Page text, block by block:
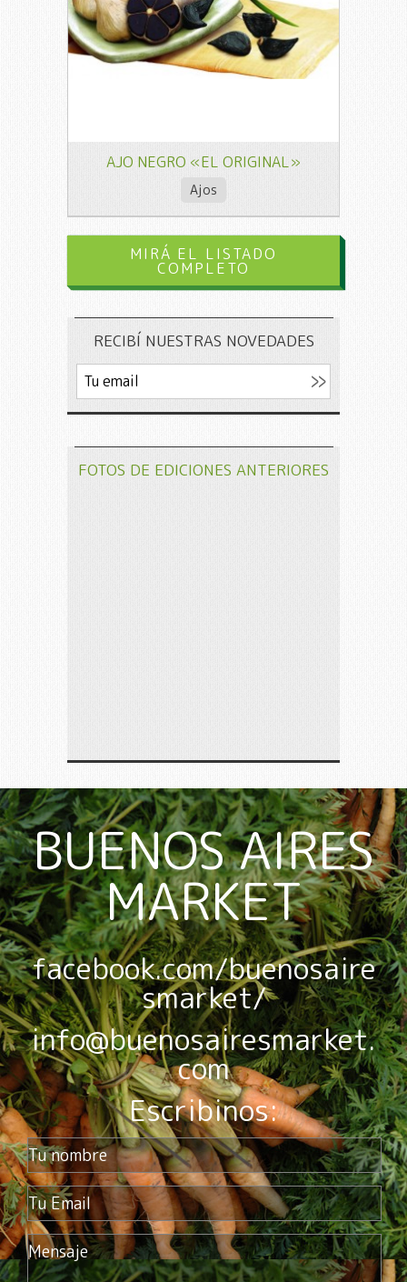
AJO NEGRO «EL ORIGINAL»
Ajos
MIRÁ EL LISTADO
COMPLETO
RECIBÍ NUESTRAS NOVEDADES
FOTOS DE EDICIONES ANTERIORES
BUENOS AIRES
MARKET
facebook.com/buenosaire
smarket/
info@buenosairesmarket.
com
Escribinos: